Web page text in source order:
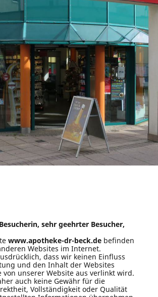
sehr geehrter Besucher,
www.apotheke-dr-beck.de befinden
Websites im Internet.
dass wir keinen Einfluss
und den Inhalt der Websites
von unserer Website aus verlinkt wird.
auch keine Gewähr für die
Vollständigkeit oder Qualität